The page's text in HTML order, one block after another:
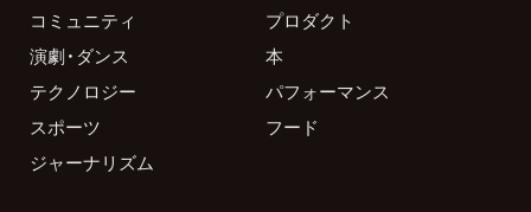
コミュニティ
プロダクト
演劇・ダンス
本
テクノロジー
パフォーマンス
スポーツ
フード
ジャーナリズム